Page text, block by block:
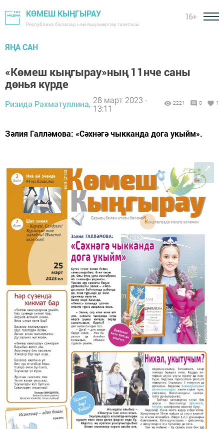
КӨМЕШ КЫҢГЫРАУ
Республика балалар һәм яшүсмерләр газетасы
16+
ЯҢА САН
«Көмеш кыңгырау»ның 11нче саны
дөнья күрде
Ризидә Рәхмәтуллина, 28 март 2023 -
13:11
2221 0 1
Зәлия Галләмова: «Сәхнәгә чыкканда дога укыйм».